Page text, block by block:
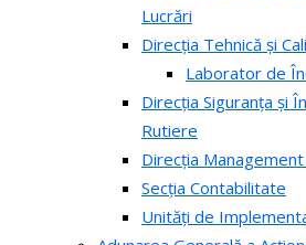
Lucrări
Direcția Tehnică și
Laborator de
Direcția Siguranța și
Rutiere
Direcția
Secția Contabilitate
Unități de